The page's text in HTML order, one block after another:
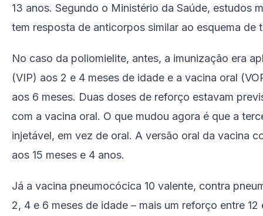
13 anos. Segundo o Ministério da Saúde, estudos
tem resposta de anticorpos similar ao esquema de
No caso da poliomielite, antes, a imunização era
(VIP) aos 2 e 4 meses de idade e a vacina oral
aos 6 meses. Duas doses de reforço estavam
com a vacina oral. O que mudou agora é que a
injetável, em vez de oral. A versão oral da vacina
aos 15 meses e 4 anos.
Já a vacina pneumocócica 10 valente, contra
2, 4 e 6 meses de idade – mais um reforço entre